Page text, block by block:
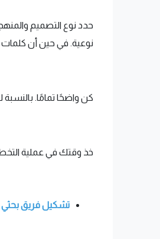
حدد نوع التصميم
نوعية. في حين أن كلمات
كن واضحًا تمامًا.
خذ وقتك في عملية
تشكيل فريق بحثي